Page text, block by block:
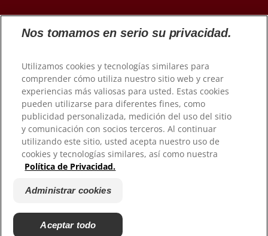
© 2026 Colgate-Palmolive Company. Todos los derechos
reservados.
Condiciones de uso
Política de privacidad
Gestionar Mis Derechos de Datos
Condiciones de venta
No vender mi información personal
Nos tomamos en serio su privacidad.
Utilizamos cookies y tecnologías similares para
comprender cómo utiliza nuestro sitio web y crear
experiencias más valiosas para usted. Estas cookies
pueden utilizarse para diferentes fines, como
publicidad personalizada, medición del uso del sitio
y comunicación con socios terceros. Al continuar
utilizando este sitio, usted acepta nuestro uso de
cookies y tecnologías similares, así como nuestra
Política de Privacidad.
Administrar cookies
Aceptar todo